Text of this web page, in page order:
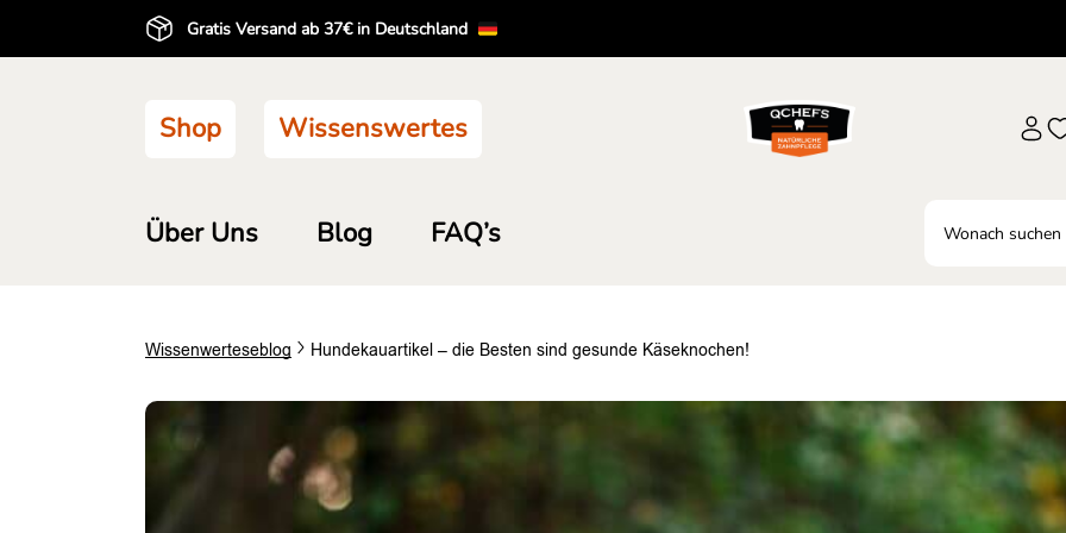
Gratis Versand ab 37€ in Deutschland
Shop Wissenswertes
Über Uns Blog FAQ’s
Wissenwerteseblog Hundekauartikel – die Besten sind gesunde Käseknochen!